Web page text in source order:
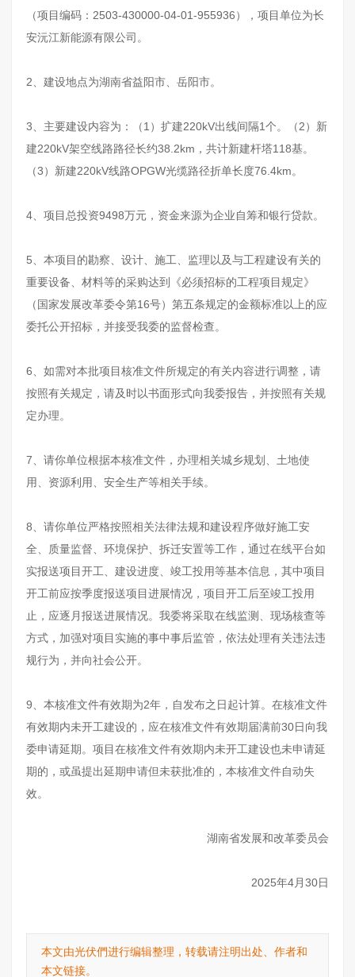
（项目编码：2503-430000-04-01-955936），项目单位为长
安沅江新能源有限公司。
2、建设地点为湖南省益阳市、岳阳市。
3、主要建设内容为：（1）扩建220kV出线间隔1个。（2）新
建220kV架空线路路径长约38.2km，共计新建杆塔118基。
（3）新建220kV线路OPGW光缆路径折单长度76.4km。
4、项目总投资9498万元，资金来源为企业自筹和银行贷款。
5、本项目的勘察、设计、施工、监理以及与工程建设有关的
重要设备、材料等的采购达到《必须招标的工程项目规定》
（国家发展改革委令第16号）第五条规定的金额标准以上的应
委托公开招标，并接受我委的监督检查。
6、如需对本批项目核准文件所规定的有关内容进行调整，请
按照有关规定，请及时以书面形式向我委报告，并按照有关规
定办理。
7、请你单位根据本核准文件，办理相关城乡规划、土地使
用、资源利用、安全生产等相关手续。
8、请你单位严格按照相关法律法规和建设程序做好施工安
全、质量监督、环境保护、拆迁安置等工作，通过在线平台如
实报送项目开工、建设进度、竣工投用等基本信息，其中项目
开工前应按季度报送项目进展情况，项目开工后至竣工投用
止，应逐月报送进展情况。我委将采取在线监测、现场核查等
方式，加强对项目实施的事中事后监管，依法处理有关违法违
规行为，并向社会公开。
9、本核准文件有效期为2年，自发布之日起计算。在核准文件
有效期内未开工建设的，应在核准文件有效期届满前30日向我
委申请延期。项目在核准文件有效期内未开工建设也未申请延
期的，或虽提出延期申请但未获批准的，本核准文件自动失
效。
湖南省发展和改革委员会
2025年4月30日
本文由光伏們进行编辑整理，转载请注明出处、作者和
本文链接。